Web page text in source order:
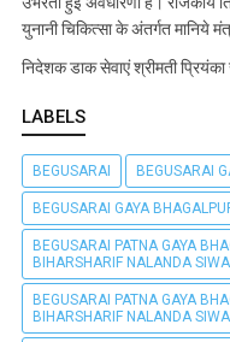
युनानी चिकित्सा के अंतर्गत मानिये
निदेशक डाक सेवाएं श्रीमती
LABELS
BEGUSARAI BEGUSARAI
BEGUSARAI GAYA
BEGUSARAI PATNA GAYA
BIHARSHARIF NALANDA
BEGUSARAI PATNA GAYA
BIHARSHARIF NALANDA